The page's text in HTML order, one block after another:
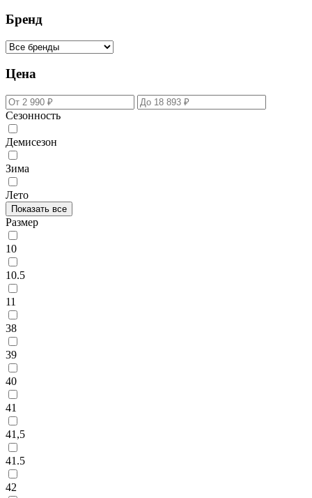
Бренд
Цена
Сезонность
Демисезон
Зима
Лето
Показать все
Размер
10
10.5
11
38
39
40
41
41,5
41.5
42